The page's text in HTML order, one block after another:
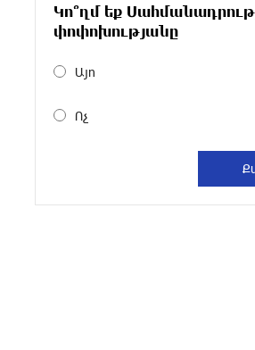
Оппозиция Грузии
мандатов и получила
эффект: Нарек
Կո՞ղմ եք
փոփոխությանը
Այո
Ոչ